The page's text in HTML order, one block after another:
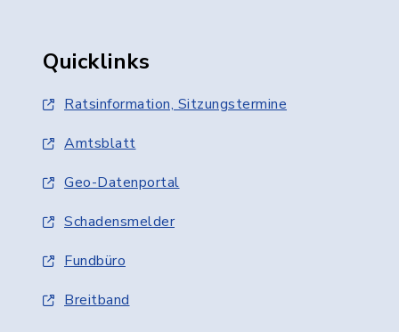
Quicklinks
Ratsinformation, Sitzungstermine
Amtsblatt
Geo-Datenportal
Schadensmelder
Fundbüro
Breitband